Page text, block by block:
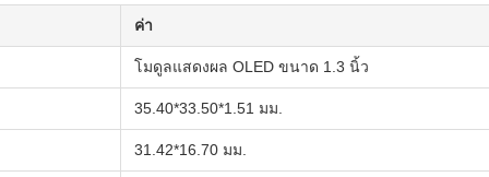
ค่า
โมดูลแสดงผล OLED ขนาด 1.3 นิ้ว
35.40*33.50*1.51 มม.
31.42*16.70 มม.